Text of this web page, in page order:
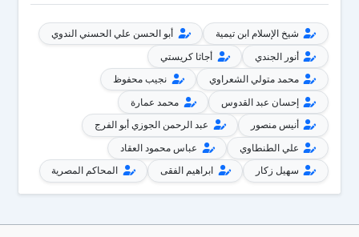
شيخ الإسلام ابن تيمية
أبو الحسن علي الحسني الندوي
أنور الجندي
أجاثا كريستي
محمد متولي الشعراوي
نجيب محفوظ
إحسان عبد القدوس
محمد عمارة
أنيس منصور
عبد الرحمن الجوزي أبو الفرج
علي الطنطاوي
عباس محمود العقاد
سهيل زكار
ابراهيم الفقى المحاكم المصرية